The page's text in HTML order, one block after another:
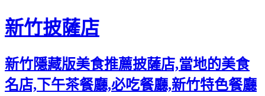
新竹披薩店
新竹隱藏版美食推薦披薩店,當地的美食
名店,下午茶餐廳,必吃餐廳,新竹特色餐廳